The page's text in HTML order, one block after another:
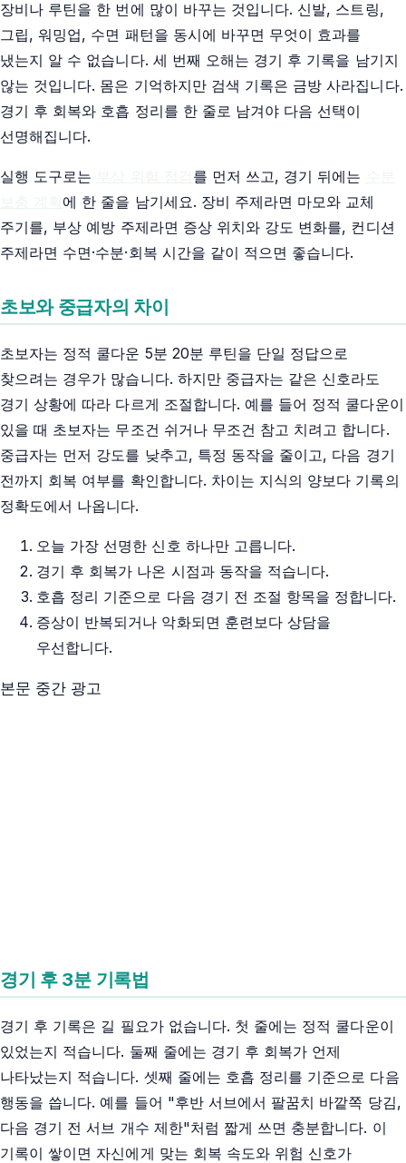
장비나 루틴을 한 번에 많이 바꾸는 것입니다. 신발, 스트링,
그립, 워밍업, 수면 패턴을 동시에 바꾸면 무엇이 효과를
냈는지 알 수 없습니다. 세 번째 오해는 경기 후 기록을 남기지
않는 것입니다. 몸은 기억하지만 검색 기록은 금방 사라집니다.
경기 후 회복와 호흡 정리를 한 줄로 남겨야 다음 선택이
선명해집니다.
실행 도구로는 를 먼저 쓰고, 경기 뒤에는
에 한 줄을 남기세요. 장비 주제라면 마모와 교체
주기를, 부상 예방 주제라면 증상 위치와 강도 변화를, 컨디션
주제라면 수면·수분·회복 시간을 같이 적으면 좋습니다.
초보와 중급자의 차이
초보자는 정적 쿨다운 5분 20분 루틴을 단일 정답으로
찾으려는 경우가 많습니다. 하지만 중급자는 같은 신호라도
경기 상황에 따라 다르게 조절합니다. 예를 들어 정적 쿨다운이
있을 때 초보자는 무조건 쉬거나 무조건 참고 치려고 합니다.
중급자는 먼저 강도를 낮추고, 특정 동작을 줄이고, 다음 경기
전까지 회복 여부를 확인합니다. 차이는 지식의 양보다 기록의
정확도에서 나옵니다.
오늘 가장 선명한 신호 하나만 고릅니다.
경기 후 회복가 나온 시점과 동작을 적습니다.
호흡 정리 기준으로 다음 경기 전 조절 항목을 정합니다.
증상이 반복되거나 악화되면 훈련보다 상담을
우선합니다.
본문 중간 광고
경기 후 3분 기록법
경기 후 기록은 길 필요가 없습니다. 첫 줄에는 정적 쿨다운이
있었는지 적습니다. 둘째 줄에는 경기 후 회복가 언제
나타났는지 적습니다. 셋째 줄에는 호흡 정리를 기준으로 다음
행동을 씁니다. 예를 들어 "후반 서브에서 팔꿈치 바깥쪽 당김,
다음 경기 전 서브 개수 제한"처럼 짧게 쓰면 충분합니다. 이
기록이 쌓이면 자신에게 맞는 회복 속도와 위험 신호가